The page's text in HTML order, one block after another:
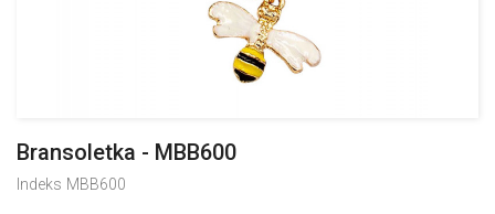
Bransoletka - MBB600
Indeks MBB600